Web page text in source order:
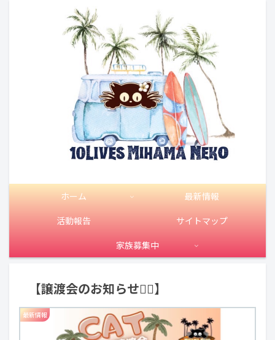
ホーム
最新情報
活動報告
サイトマップ
家族募集中
【譲渡会のお知らせ💁‍♂️】
最新情報